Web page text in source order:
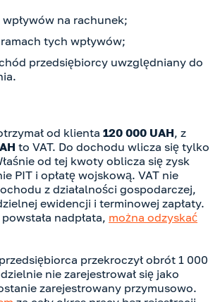
wpływów na rachunek;
tych wpływów;
przedsiębiorcy uwzględniany do
od klienta 120 000 UAH, z
to VAT. Do dochodu wlicza się tylko
od tej kwoty oblicza się zysk
PIT i opłatę wojskową. VAT nie
z działalności gospodarczej,
ewidencji i terminowej zapłaty.
nadpłata, można odzyskać
przekroczył obrót 1 000
nie zarejestrował się jako
zarejestrowany przymusowo.